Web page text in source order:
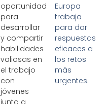
oportunidad
para
desarrollar
y compartir
habilidades
valiosas en
el trabajo
con
jóvenes
Europa
trabaja
para dar
respuestas
eficaces a
los retos
más
urgentes.